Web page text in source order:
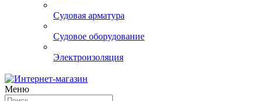
Судовая арматура
Судовое оборудование
Электроизоляция
Меню